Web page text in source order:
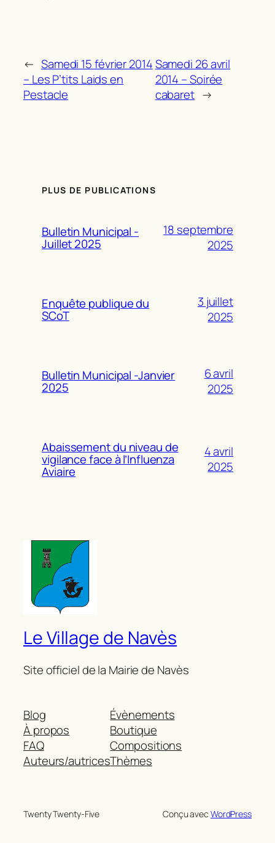
← Samedi 15 février 2014
– Les P’tits Laids en
Pestacle
Samedi 26 avril
2014 – Soirée
cabaret →
PLUS DE PUBLICATIONS
Bulletin Municipal -
Juillet 2025
18 septembre
2025
Enquête publique du
SCoT
3 juillet
2025
Bulletin Municipal -Janvier
2025
6 avril
2025
Abaissement du niveau de
vigilance face à l’Influenza
Aviaire
4 avril
2025
Le Village de Navès
Site officiel de la Mairie de Navès
Blog
À propos
FAQ
Auteurs/autrices
Évènements
Boutique
Compositions
Thèmes
Twenty Twenty-Five Conçu avec WordPress